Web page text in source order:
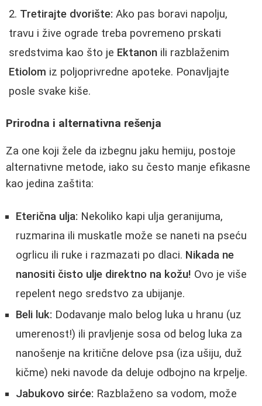
Tretirajte dvorište: Ako pas boravi napolju,
travu i žive ograde treba povremeno prskati
sredstvima kao što je Ektanon ili razblaženim
Etiolom iz poljoprivredne apoteke. Ponavljajte
posle svake kiše.
Prirodna i alternativna rešenja
Za one koji žele da izbegnu jaku hemiju, postoje
alternativne metode, iako su često manje efikasne
kao jedina zaštita:
Eterična ulja: Nekoliko kapi ulja geranijuma,
ruzmarina ili muskatle može se naneti na pseću
ogrlicu ili ruke i razmazati po dlaci. Nikada ne
nanositi čisto ulje direktno na kožu! Ovo je više
repelent nego sredstvo za ubijanje.
Beli luk: Dodavanje malo belog luka u hranu (uz
umerenost!) ili pravljenje sosa od belog luka za
nanošenje na kritične delove psa (iza ušiju, duž
kičme) neki navode da deluje odbojno na krpelje.
Jabukovo sirće: Razblaženo sa vodom, može